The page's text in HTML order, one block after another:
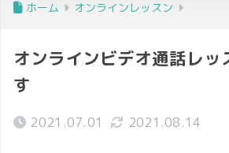
ホーム オンラインレッスン
オンラインビデオ通話レッ
す
2021.07.01 2021.08.14